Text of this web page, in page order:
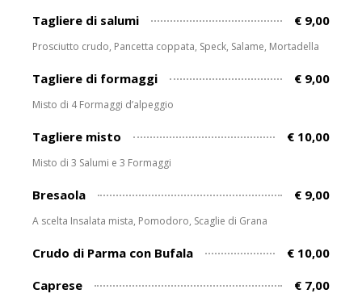
Tagliere di salumi € 9,00
Prosciutto crudo, Pancetta coppata, Speck, Salame, Mortadella
Tagliere di formaggi € 9,00
Misto di 4 Formaggi d’alpeggio
Tagliere misto € 10,00
Misto di 3 Salumi e 3 Formaggi
Bresaola € 9,00
A scelta Insalata mista, Pomodoro, Scaglie di Grana
Crudo di Parma con Bufala
€ 10,00
Caprese
€ 7,00